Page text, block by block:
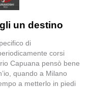
un destino
di
corsi
Capuana pensò bene
quando a Milano
a metterlo in piedi